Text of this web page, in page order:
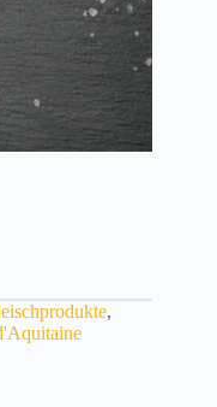
,